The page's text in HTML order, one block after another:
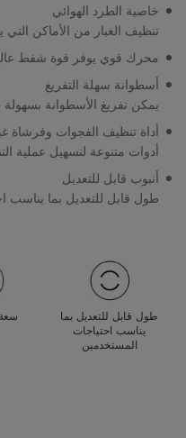
خاصية الطرد الهوائي
تنظيف الغبار من الأماكن
محرك قوي يوفر قوة شفط
أسطوانة سهلة التفريغ
يمكن تفريغ الأسطوانة
أداة تنظيف الفجوات وفرشاة
أدوات متنوعة لتسهيل عملية
أنبوب قابل للتعديل
طول قابل للتعديل بما يناسب
طول قابل للتعديل بما
يناسب احتياجات
المستخدمين